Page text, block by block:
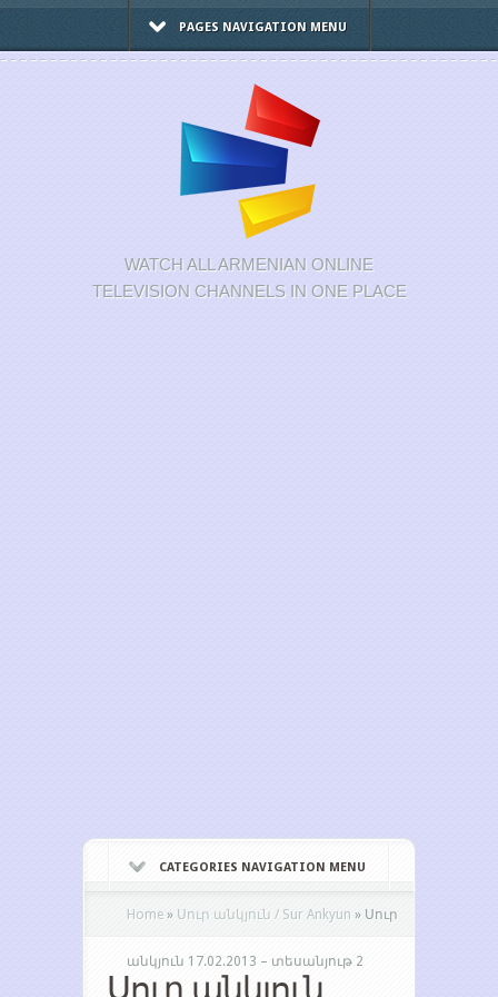
PAGES NAVIGATION MENU
WATCH ALL ARMENIAN ONLINE
TELEVISION CHANNELS IN ONE PLACE
CATEGORIES NAVIGATION MENU
Home » Սուր անկյուն / Sur Ankyun » Սուր
անկյուն 17.02.2013 – տեսանյութ 2
Սուր անկյուն